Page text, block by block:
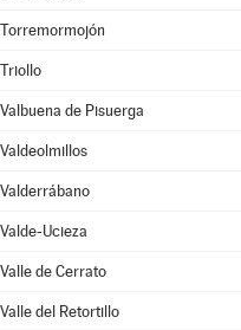
Torremormojón
Triollo
Valbuena de Pisuerga
Valdeolmillos
Valderrábano
Valde-Ucieza
Valle de Cerrato
Valle del Retortillo